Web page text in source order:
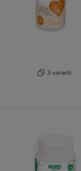
3 varianti